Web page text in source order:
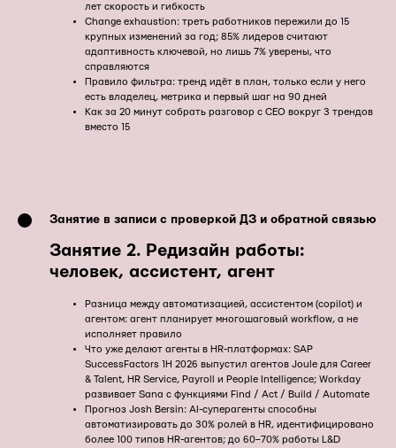
лет скорость и гибкость
Change exhaustion: треть работников пережили до 15
крупных изменений за год; 85% лидеров считают
адаптивность ключевой, но лишь 7% уверены, что
справляются
Правило фильтра: тренд идёт в план, только если у него
есть владелец, метрика и первый шаг на 90 дней
Как за 20 минут собрать разговор с CEO вокруг 3 трендов
вместо 15
Занятие в записи с проверкой ДЗ и обратной связью
Занятие 2. Редизайн работы:
человек, ассистент, агент
Разница между автоматизацией, ассистентом (copilot) и
агентом: агент планирует многошаговый workflow, а не
исполняет правило
Что уже делают агенты в HR-платформах: SAP
SuccessFactors 1H 2026 выпустил агентов Joule для Career
& Talent, HR Service, Payroll и People Intelligence; Workday
развивает Sana с функциями Find / Act / Build / Automate
Прогноз Josh Bersin: AI-суперагенты способны
автоматизировать до 30% ролей в HR, идентифицировано
более 100 типов HR-агентов; до 60–70% работы L&D